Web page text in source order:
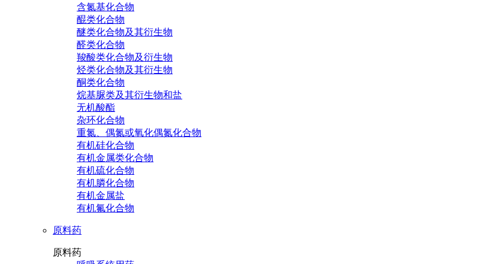
含氮基化合物
醌类化合物
醚类化合物及其衍生物
醛类化合物
羧酸类化合物及衍生物
烃类化合物及其衍生物
酮类化合物
烷基脲类及其衍生物和盐
无机酸酯
杂环化合物
重氮、偶氮或氧化偶氮化合物
有机硅化合物
有机金属类化合物
有机硫化合物
有机膦化合物
有机金属盐
有机氟化合物
原料药
原料药